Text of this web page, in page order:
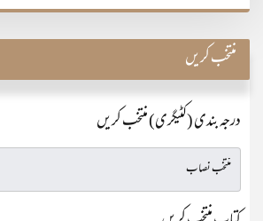
منتخب کریں
درجہ بندی (کٹیگری) منتخب کریں